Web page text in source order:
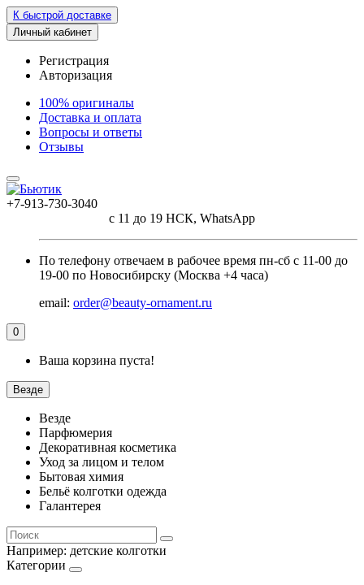
К быстрой доставке
Личный кабинет
Регистрация
Авторизация
100% оригиналы
Доставка и оплата
Вопросы и ответы
Отзывы
+7-913-730-3040
с 11 до 19 НСК, WhatsApp
По телефону отвечаем в рабочее время пн-сб с 11-00 до
19-00 по Новосибирску (Москва +4 часа)
email: order@beauty-ornament.ru
0
Ваша корзина пуста!
Везде
Везде
Парфюмерия
Декоративная косметика
Уход за лицом и телом
Бытовая химия
Бельё колготки одежда
Галантерея
Например: детские колготки
Категории